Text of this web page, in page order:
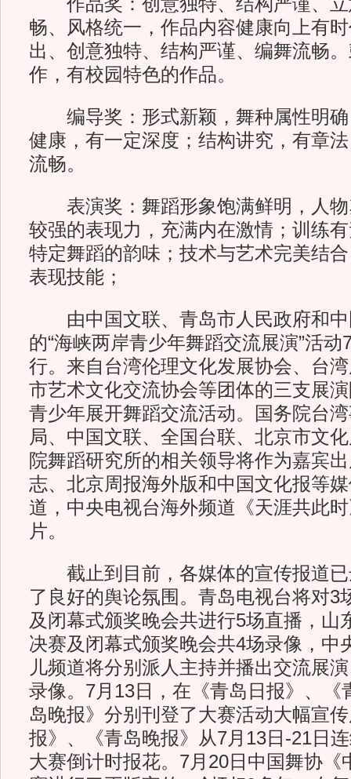
畅、风格统一，作品内容健康向上有
出、创意独特、结构严谨、编舞流畅
作，有校园特色的作品。
编导奖：形式新颖，舞种属性明确
健康，有一定深度；结构讲究，有章
流畅。
表演奖：舞蹈形象饱满鲜明，人物
较强的表现力，充满内在激情；训练
特定舞蹈的韵味；技术与艺术完美结
表现技能；
由中国文联、青岛市人民政府和中
的“海峡两岸青少年舞蹈交流展演”活动
行。来自台湾伦理文化发展协会、台
市艺术文化交流协会等团体的三支展
青少年展开舞蹈交流活动。国务院台
局、中国文联、全国台联、北京市文
院舞蹈研究所的相关领导将作为嘉宾
志、北京周报海外版和中国文化报等
道，中央电视台海外频道《天涯共此
片。
截止到目前，各媒体的宣传报道已
了良好的舆论氛围。青岛电视台将对3
及闭幕式颁奖晚会共进行5场直播，山
决赛及闭幕式颁奖晚会共4场录像，中
儿频道将分别派人主持并播出交流展
录像。7月13日，在《青岛日报》、《
岛晚报》分别刊登了大赛活动大幅宣
报》、《青岛晚报》从7月13日-21日
大赛倒计时报花。7月20日中国舞协《